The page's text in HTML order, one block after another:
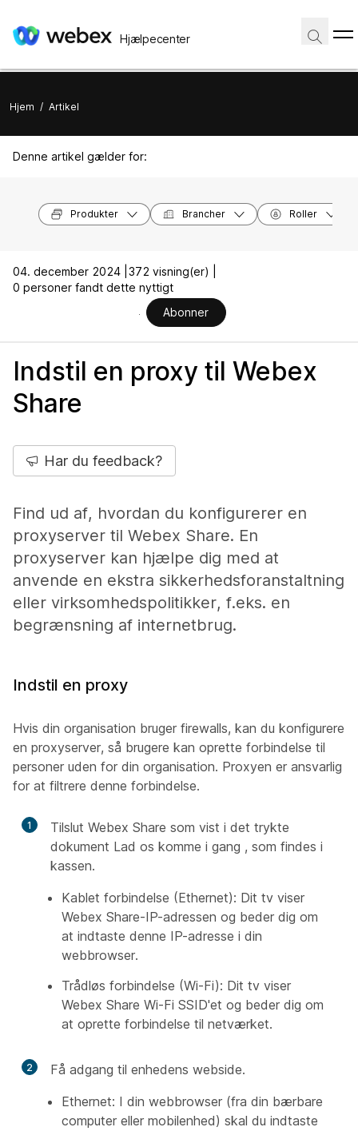
Hjælpecenter
Hjem / Artikel
Denne artikel gælder for:
Produkter Brancher Roller
04. december 2024 | 372 visning(er) |
0 personer fandt dette nyttigt
Abonner
Indstil en proxy til Webex
Share
Har du feedback?
Find ud af, hvordan du konfigurerer en
proxyserver til Webex Share. En
proxyserver kan hjælpe dig med at
anvende en ekstra sikkerhedsforanstaltning
eller virksomhedspolitikker, f.eks. en
begrænsning af internetbrug.
Indstil en proxy
Hvis din organisation bruger firewalls, kan du konfigurere
en proxyserver, så brugere kan oprette forbindelse til
personer uden for din organisation. Proxyen er ansvarlig
for at filtrere denne forbindelse.
1
Tilslut Webex Share som vist i det trykte
dokument Lad os komme i gang , som findes i
kassen.
Kablet forbindelse (Ethernet): Dit tv viser
Webex Share-IP-adressen og beder dig om
at indtaste denne IP-adresse i din
webbrowser.
Trådløs forbindelse (Wi-Fi): Dit tv viser
Webex Share Wi-Fi SSID'et og beder dig om
at oprette forbindelse til netværket.
2
Få adgang til enhedens webside.
Ethernet: I din webbrowser (fra din bærbare
computer eller mobilenhed) skal du indtaste